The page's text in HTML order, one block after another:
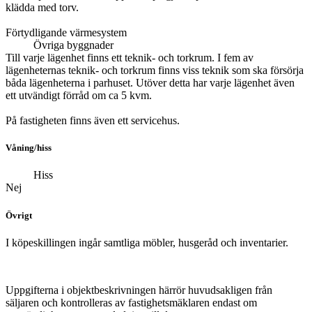
klädda med torv.
Förtydligande värmesystem
Övriga byggnader
Till varje lägenhet finns ett teknik- och torkrum. I fem av
lägenheternas teknik- och torkrum finns viss teknik som ska försörja
båda lägenheterna i parhuset. Utöver detta har varje lägenhet även
ett utvändigt förråd om ca 5 kvm.
På fastigheten finns även ett servicehus.
Våning/hiss
Hiss
Nej
Övrigt
I köpeskillingen ingår samtliga möbler, husgeråd och inventarier.
Uppgifterna i objektbeskrivningen härrör huvudsakligen från
säljaren och kontrolleras av fastighetsmäklaren endast om